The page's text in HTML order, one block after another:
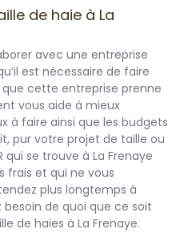
de haie à La
avec une entreprise
est nécessaire de faire
cette entreprise prenne
vous aide à mieux
à faire ainsi que les budgets
pur votre projet de taille ou
qui se trouve à La Frenaye
frais et qui ne vous
plus longtemps à
besoin de quoi que ce soit
de haies à La Frenaye.